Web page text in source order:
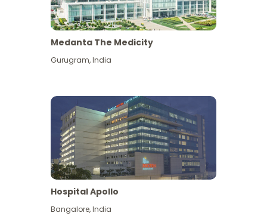
Medanta The Medicity
Gurugram,India
Hospital Apollo
Bangalore,India